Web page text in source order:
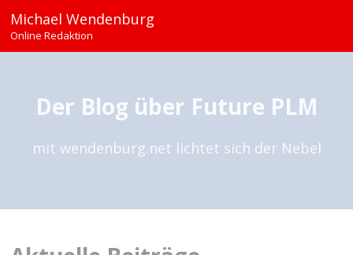
Michael Wendenburg
Online Redaktion
Der Blog über Future PLM
mit wendenburg.net lichtet sich der Nebel